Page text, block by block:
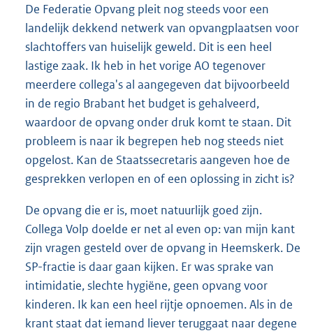
De Federatie Opvang pleit nog steeds voor een
landelijk dekkend netwerk van opvangplaatsen voor
slachtoffers van huiselijk geweld. Dit is een heel
lastige zaak. Ik heb in het vorige AO tegenover
meerdere collega's al aangegeven dat bijvoorbeeld
in de regio Brabant het budget is gehalveerd,
waardoor de opvang onder druk komt te staan. Dit
probleem is naar ik begrepen heb nog steeds niet
opgelost. Kan de Staatssecretaris aangeven hoe de
gesprekken verlopen en of een oplossing in zicht is?
De opvang die er is, moet natuurlijk goed zijn.
Collega Volp doelde er net al even op: van mijn kant
zijn vragen gesteld over de opvang in Heemskerk. De
SP-fractie is daar gaan kijken. Er was sprake van
intimidatie, slechte hygiëne, geen opvang voor
kinderen. Ik kan een heel rijtje opnoemen. Als in de
krant staat dat iemand liever teruggaat naar degene